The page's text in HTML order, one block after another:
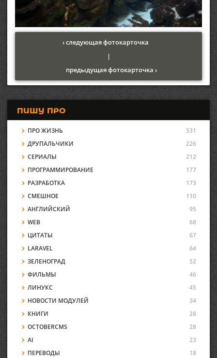
‹ следующая фотокарточка
|
предыдущая фотокарточка ›
ПИШУ ПРО
ПРО ЖИЗНЬ
531
ДРУПАЛЬЧИКИ
226
СЕРИАЛЫ
212
ПРОГРАММИРОВАНИЕ
177
РАЗРАБОТКА
173
СМЕШНОЕ
110
АНГЛИЙСКИЙ
95
WEB
68
ЦИТАТЫ
67
LARAVEL
64
ЗЕЛЕНОГРАД
52
ФИЛЬМЫ
46
ЛИНУКС
45
НОВОСТИ МОДУЛЕЙ
34
КНИГИ
28
OCTOBERCMS
28
AI
23
ПЕРЕВОДЫ
18